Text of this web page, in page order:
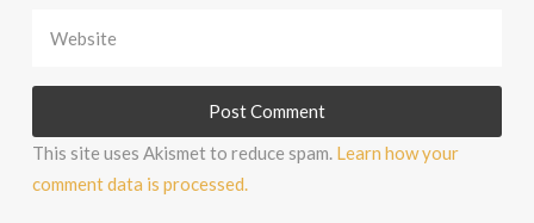
This site uses Akismet to reduce spam. Learn how your
comment data is processed.